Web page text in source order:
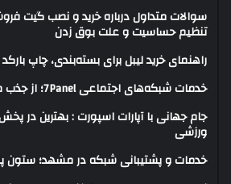
سوالات متداول درباره خرید و نصب گیت
تنظیم حساسیت و علت بوق زدن
راهنمای خرید لیبل برای بسته‌بندی، چاپ
خدمات شبکه‌های اجتماعی 7Panel؛ از جذب مخاطب تا افزایش درآمد
جام جهانی با آپارات اسپورت : بهترین در
ورزشی
خدمات و پشتیبانی شبکه در مشهد؛ ستون